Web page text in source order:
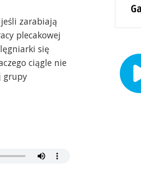
zarabiają
plecakowej
się
ciągle nie
grupy